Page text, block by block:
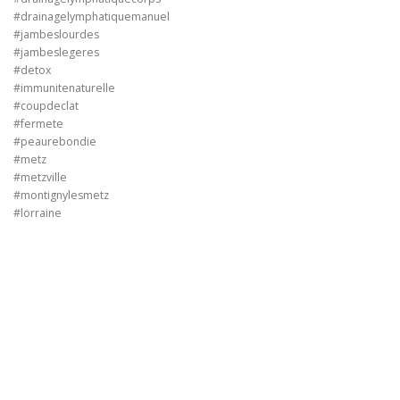
#drainagelymphatiquemanuel
#jambeslourdes
#jambeslegeres
#detox
#immunitenaturelle
#coupdeclat
#fermete
#peaurebondie
#metz
#metzville
#montignylesmetz
#lorraine